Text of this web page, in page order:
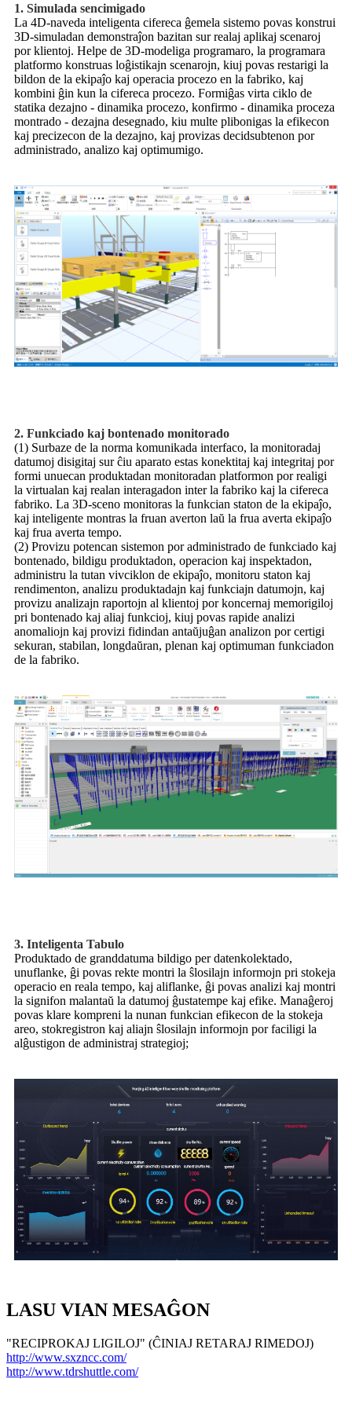
1. Simulada sencimigado
La 4D-naveda inteligenta cifereca ĝemela sistemo povas konstrui
3D-simuladan demonstraĵon bazitan sur realaj aplikaj scenaroj
por klientoj. Helpe de 3D-modeliga programaro, la programara
platformo konstruas loĝistikajn scenarojn, kiuj povas restarigi la
bildon de la ekipaĵo kaj operacia procezo en la fabriko, kaj
kombini ĝin kun la cifereca procezo. Formiĝas virta ciklo de
statika dezajno - dinamika procezo, konfirmo - dinamika proceza
montrado - dezajna desegnado, kiu multe plibonigas la efikecon
kaj precizecon de la dezajno, kaj provizas decidsubtenon por
administrado, analizo kaj optimumigo.
2. Funkciado kaj bontenado monitorado
(1) Surbaze de la norma komunikada interfaco, la monitoradaj
datumoj disigitaj sur ĉiu aparato estas konektitaj kaj integritaj por
formi unuecan produktadan monitoradan platformon por realigi
la virtualan kaj realan interagadon inter la fabriko kaj la cifereca
fabriko. La 3D-sceno monitoras la funkcian staton de la ekipaĵo,
kaj inteligente montras la fruan averton laŭ la frua averta ekipaĵo
kaj frua averta tempo.
(2) Provizu potencan sistemon por administrado de funkciado kaj
bontenado, bildigu produktadon, operacion kaj inspektadon,
administru la tutan vivciklon de ekipaĵo, monitoru staton kaj
rendimenton, analizu produktadajn kaj funkciajn datumojn, kaj
provizu analizajn raportojn al klientoj por koncernaj memorigiloj
pri bontenado kaj aliaj funkcioj, kiuj povas rapide analizi
anomaliojn kaj provizi fidindan antaŭjuĝan analizon por certigi
sekuran, stabilan, longdaŭran, plenan kaj optimuman funkciadon
de la fabriko.
3. Inteligenta Tabulo
Produktado de granddatuma bildigo per datenkolektado,
unuflanke, ĝi povas rekte montri la ŝlosilajn informojn pri stokeja
operacio en reala tempo, kaj aliflanke, ĝi povas analizi kaj montri
la signifon malantaŭ la datumoj ĝustatempe kaj efike. Manaĝeroj
povas klare kompreni la nunan funkcian efikecon de la stokeja
areo, stokregistron kaj aliajn ŝlosilajn informojn por faciligi la
alĝustigon de administraj strategioj;
LASU VIAN MESAĜON
"RECIPROKAJ LIGILOJ" (ĈINIAJ RETARAJ RIMEDOJ)
http://www.sxzncc.com/
http://www.tdrshuttle.com/